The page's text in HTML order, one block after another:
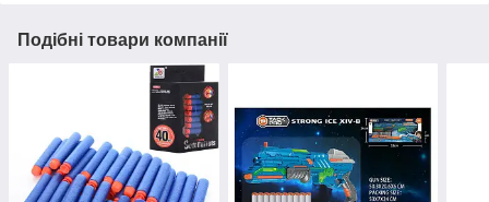
Подібні товари компанії